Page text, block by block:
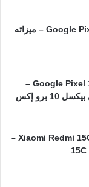
سعر ومواصفات Google Pixel 10 Pro – ميزاته
سعر ومواصفات Google Pixel 10 Pro XL –
مميزات وعيوب هاتف جوجل بيكسل 10 برو إكس
سعر ومواصفات هاتف Xiaomi Redmi 15C 4G –